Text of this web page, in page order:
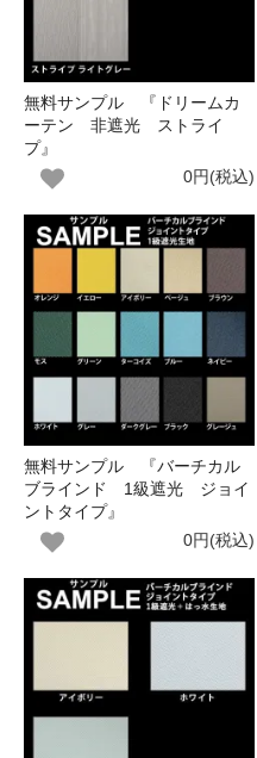
無料サンプル 『ドリームカ
ーテン 非遮光 ストライ
プ』
0円(税込)
無料サンプル 『バーチカル
ブラインド 1級遮光 ジョイ
ントタイプ』
0円(税込)